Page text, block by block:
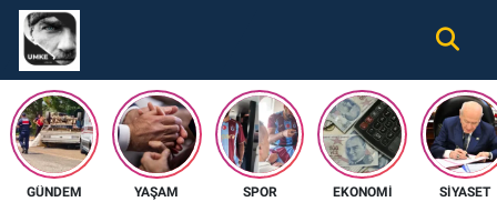
GÜNDEM YAŞAM SPOR EKONOMI SIYASET
Gündem
Ekonomi
Spor
Nöbetçi Eczaneler
Hava Durumu
Namaz Vakitleri